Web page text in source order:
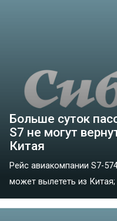
Больше суток
S7 не могут
Китая
Рейс авиакомпании S7-
может вылететь из Китая;